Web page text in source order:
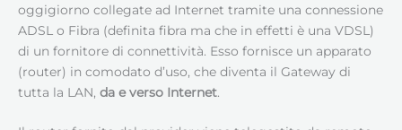
oggigiorno collegate ad Internet tramite una connessione
ADSL o Fibra (definita fibra ma che in effetti è una VDSL)
di un fornitore di connettività. Esso fornisce un apparato
(router) in comodato d’uso, che diventa il Gateway di
tutta la LAN, da e verso Internet.